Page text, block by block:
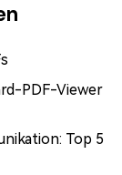
PDF-Viewer
Top 5